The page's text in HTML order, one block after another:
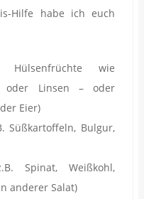
Hilfe habe ich euch
wie
oder Linsen – oder
Eier)
Süßkartoffeln, Bulgur,
Spinat, Weißkohl,
anderer Salat)